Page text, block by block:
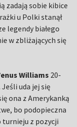
zadają sobie kibice
u Polki stanął
legendy białego
w zbliżających się
Williams 20-
uda jej się
ona z Amerykanką
bo podopieczna
turnieju z pozycji